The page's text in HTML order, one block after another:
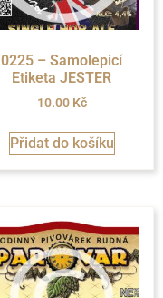
0225 – Samolepicí
Etiketa JESTER
10.00 Kč
Přidat do košíku